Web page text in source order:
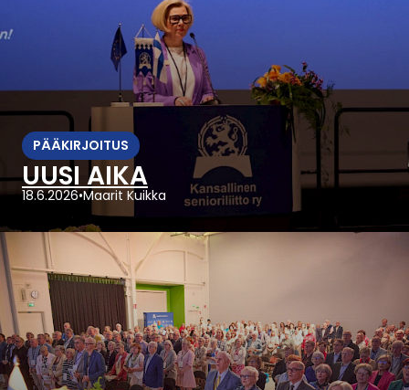
PÄÄKIRJOITUS
UUSI AIKA
18.6.2026•Maarit Kuikka